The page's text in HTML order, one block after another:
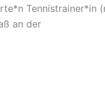
Tennistrainer*in
an der